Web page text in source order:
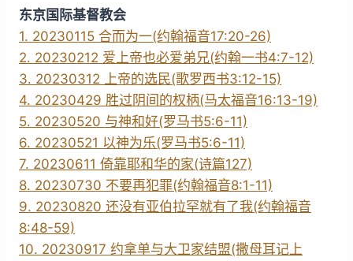
东京国际基督教会
1. 20230115 合而为一(约翰福音17:20-26)
2. 20230212 爱上帝也必爱弟兄(约翰一书4:7-12)
3. 20230312 上帝的选民(歌罗西书3:12-15)
4. 20230429 胜过阴间的权柄(马太福音16:13-19)
5. 20230520 与神和好(罗马书5:6-11)
6. 20230521 以神为乐(罗马书5:6-11)
7. 20230611 倚靠耶和华的家(诗篇127)
8. 20230730 不要再犯罪(约翰福音8:1-11)
9. 20230820 还没有亚伯拉罕就有了我(约翰福音
8:48-59)
10. 20230917 约拿单与大卫家结盟(撒母耳记上